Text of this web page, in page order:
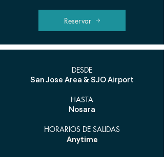
Reservar
DESDE
San Jose Area & SJO Airport
HASTA
Nosara
HORARIOS DE SALIDAS
Anytime